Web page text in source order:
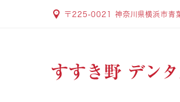
〒225-0021 神奈川県横浜市青